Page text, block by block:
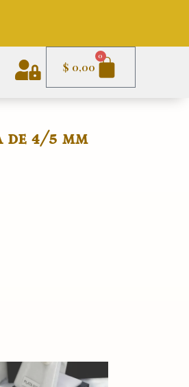
$ 0,00
0
Carrito
4/5 mm